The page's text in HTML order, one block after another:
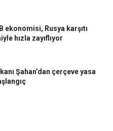
ekonomisi, Rusya karşıtı
hızla zayıflıyor
Şahan’dan çerçeve yasa